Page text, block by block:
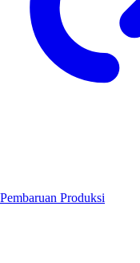
Pembaruan Produksi